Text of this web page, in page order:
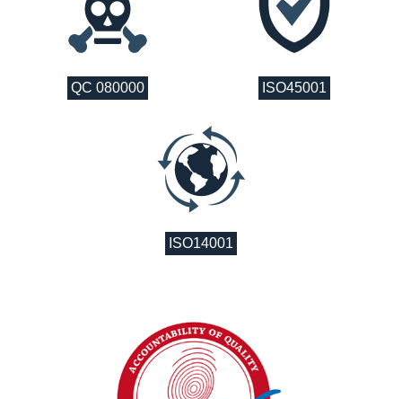
QC 080000 ISO45001
ISO14001